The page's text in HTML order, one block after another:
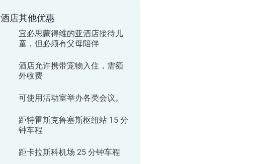
酒店其他优惠
宜必思蒙得维的亚酒店接待儿
童，但必须有父母陪伴
酒店允许携带宠物入住，需额
外收费
可使用活动室举办各类会议。
距特雷斯克鲁塞斯枢纽站 15 分
钟车程
距卡拉斯科机场 25 分钟车程